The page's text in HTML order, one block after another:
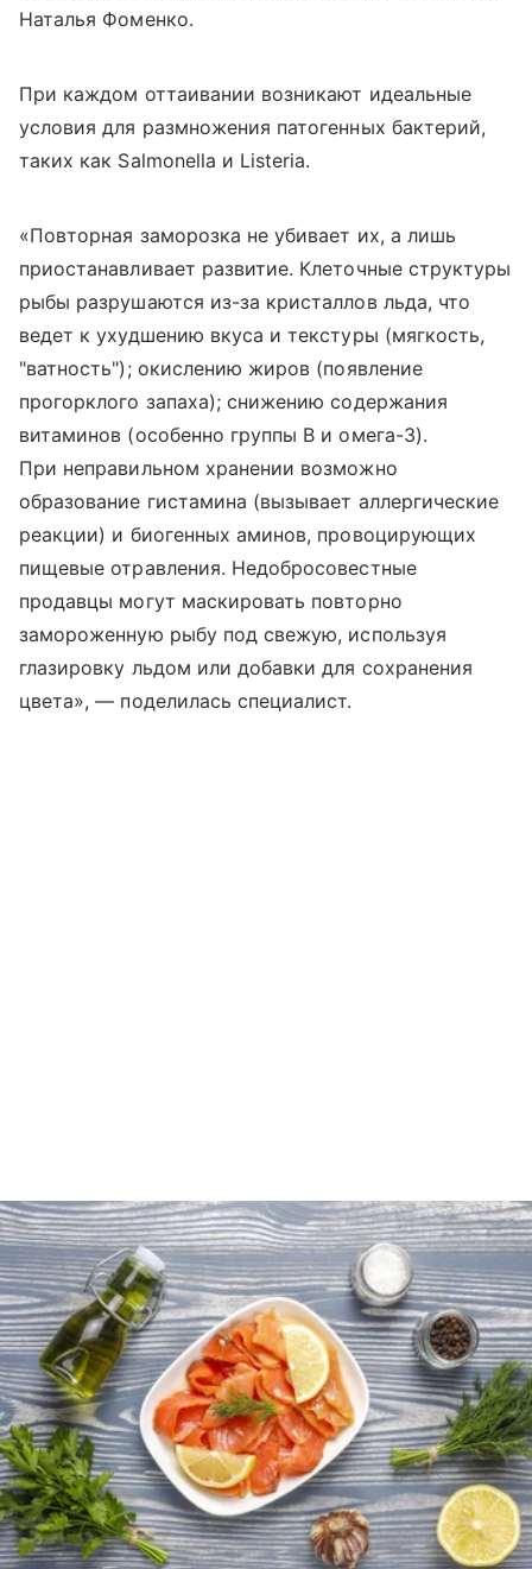
Наталья Фоменко.
При каждом оттаивании возникают идеальные
условия для размножения патогенных бактерий,
таких как Salmonella и Listeria.
«Повторная заморозка не убивает их, а лишь
приостанавливает развитие. Клеточные структуры
рыбы разрушаются из-за кристаллов льда, что
ведет к ухудшению вкуса и текстуры (мягкость,
"ватность"); окислению жиров (появление
прогорклого запаха); снижению содержания
витаминов (особенно группы B и омега-3).
При неправильном хранении возможно
образование гистамина (вызывает аллергические
реакции) и биогенных аминов, провоцирующих
пищевые отравления. Недобросовестные
продавцы могут маскировать повторно
замороженную рыбу под свежую, используя
глазировку льдом или добавки для сохранения
цвета», — поделилась специалист.